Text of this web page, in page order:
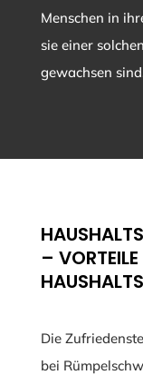
Menschen in
sie einer
gewachsen
– VORTEILE
Die
bei